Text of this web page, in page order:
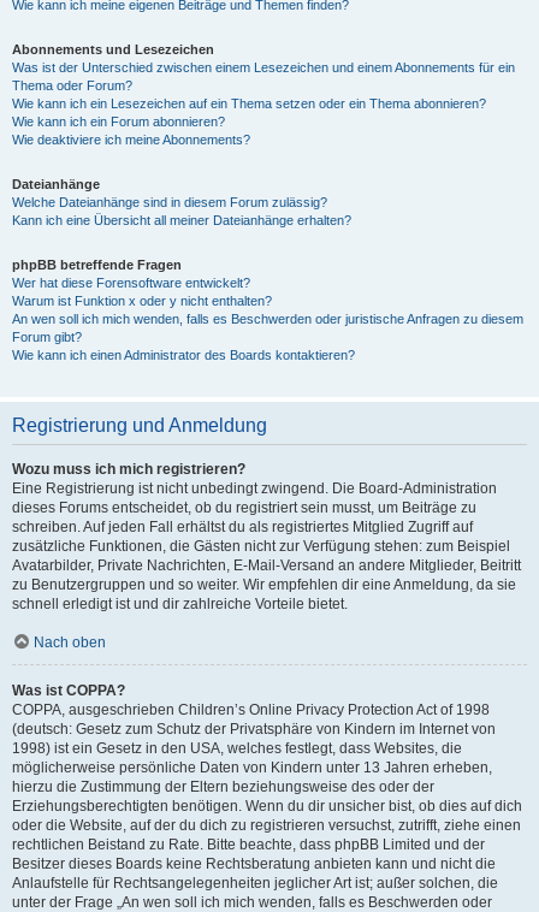
Wie kann ich meine eigenen Beiträge und Themen finden?
Abonnements und Lesezeichen
Was ist der Unterschied zwischen einem Lesezeichen und einem Abonnements für ein
Thema oder Forum?
Wie kann ich ein Lesezeichen auf ein Thema setzen oder ein Thema abonnieren?
Wie kann ich ein Forum abonnieren?
Wie deaktiviere ich meine Abonnements?
Dateianhänge
Welche Dateianhänge sind in diesem Forum zulässig?
Kann ich eine Übersicht all meiner Dateianhänge erhalten?
phpBB betreffende Fragen
Wer hat diese Forensoftware entwickelt?
Warum ist Funktion x oder y nicht enthalten?
An wen soll ich mich wenden, falls es Beschwerden oder juristische Anfragen zu diesem
Forum gibt?
Wie kann ich einen Administrator des Boards kontaktieren?
Registrierung und Anmeldung
Wozu muss ich mich registrieren?
Eine Registrierung ist nicht unbedingt zwingend. Die Board-Administration
dieses Forums entscheidet, ob du registriert sein musst, um Beiträge zu
schreiben. Auf jeden Fall erhältst du als registriertes Mitglied Zugriff auf
zusätzliche Funktionen, die Gästen nicht zur Verfügung stehen: zum Beispiel
Avatarbilder, Private Nachrichten, E-Mail-Versand an andere Mitglieder, Beitritt
zu Benutzergruppen und so weiter. Wir empfehlen dir eine Anmeldung, da sie
schnell erledigt ist und dir zahlreiche Vorteile bietet.
Nach oben
Was ist COPPA?
COPPA, ausgeschrieben Children’s Online Privacy Protection Act of 1998
(deutsch: Gesetz zum Schutz der Privatsphäre von Kindern im Internet von
1998) ist ein Gesetz in den USA, welches festlegt, dass Websites, die
möglicherweise persönliche Daten von Kindern unter 13 Jahren erheben,
hierzu die Zustimmung der Eltern beziehungsweise des oder der
Erziehungsberechtigten benötigen. Wenn du dir unsicher bist, ob dies auf dich
oder die Website, auf der du dich zu registrieren versuchst, zutrifft, ziehe einen
rechtlichen Beistand zu Rate. Bitte beachte, dass phpBB Limited und der
Besitzer dieses Boards keine Rechtsberatung anbieten kann und nicht die
Anlaufstelle für Rechtsangelegenheiten jeglicher Art ist; außer solchen, die
unter der Frage „An wen soll ich mich wenden, falls es Beschwerden oder